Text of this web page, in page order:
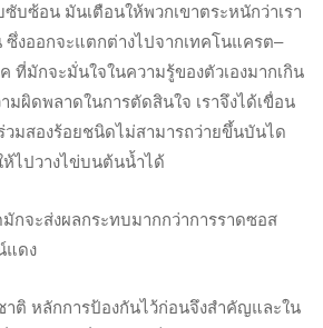
บซ้อน มันเตือนให้พวกเขาตระหนักว่าเรา
ซึ่งออกจะแตกต่างไปจากเทคโนแครต–
ค ที่มักจะมั่นใจในความรู้ของตัวเองมากเกิน
มผิดพลาดในการตัดสินใจ เราจึงได้เขื่อน
มสองร้อยชนิดไม่สามารถว่ายขึ้นบันได
ห้ไปวางไข่บนต้นน้ำได้
กจะส่งผลกระทบมากกว่าการราดซอส
แดง
าติ หลักการป้องกันไว้ก่อนจึงสำคัญและใน